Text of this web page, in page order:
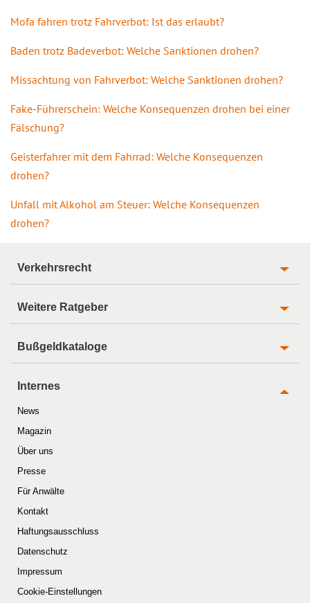
Mofa fahren trotz Fahrverbot: Ist das erlaubt?
Baden trotz Badeverbot: Welche Sanktionen drohen?
Missachtung von Fahrverbot: Welche Sanktionen drohen?
Fake-Führerschein: Welche Konsequenzen drohen bei einer
Fälschung?
Geisterfahrer mit dem Fahrrad: Welche Konsequenzen
drohen?
Unfall mit Alkohol am Steuer: Welche Konsequenzen
drohen?
Verkehrsrecht
Weitere Ratgeber
Bußgeldkataloge
Internes
News
Magazin
Über uns
Presse
Für Anwälte
Kontakt
Haftungsausschluss
Datenschutz
Impressum
Cookie-Einstellungen